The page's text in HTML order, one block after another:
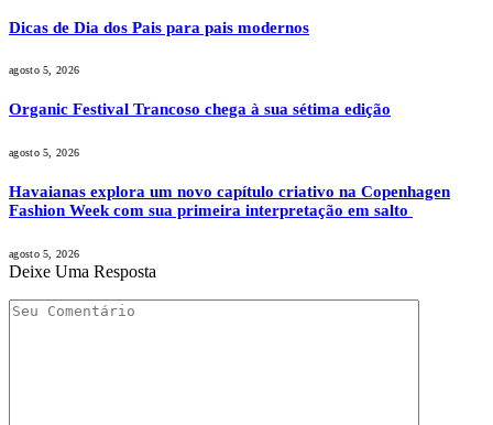
Dicas de Dia dos Pais para pais modernos
agosto 5, 2026
Organic Festival Trancoso chega à sua sétima edição
agosto 5, 2026
Havaianas explora um novo capítulo criativo na Copenhagen
Fashion Week com sua primeira interpretação em salto
agosto 5, 2026
Deixe Uma Resposta